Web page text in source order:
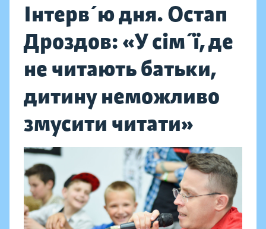
Інтерв´ю дня. Остап
Дроздов: «У сім´ї, де
не читають батьки,
дитину неможливо
змусити читати»